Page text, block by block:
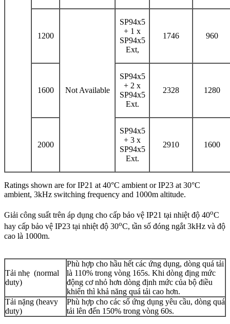
1200
Not Available
SP94x5
+ 1 x
SP94x5
Ext,
1746 960
1600
SP94x5
+ 2 x
SP94x5
Ext.
2328 1280
2000
SP94x5
+ 3 x
SP94x5
Ext.
2910 1600
Ratings shown are for IP21 at 40°C ambient or IP23 at 30°C
ambient, 3kHz switching frequency and 1000m altitude.
Giải công suất trên áp dụng cho cấp bảo vệ IP21 tại nhiệt độ 40oC
hay cấp bảo vệ IP23 tại nhiệt độ 30oC, tần số đóng ngắt 3kHz và độ
cao là 1000m.
Tải nhẹ (normal
duty)
Phù hợp cho hầu hết các ứng dụng, dòng quá tải
là 110% trong vòng 165s. Khi dòng địng mức
động cơ nhỏ hơn dòng định mức của bộ điều
khiển thì khả năng quá tải cao hơn.
Tải nặng (heavy
duty)
Phù hợp cho các số ứng dụng yêu cầu, dòng quá
tải lên đến 150% trong vòng 60s.